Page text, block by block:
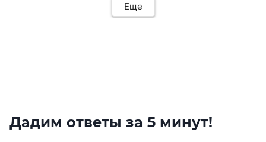
Еще
Дадим ответы за 5 минут!